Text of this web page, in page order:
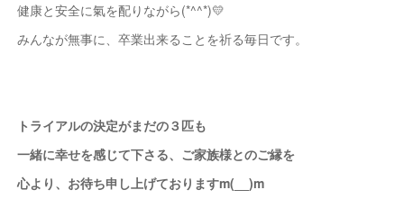
健康と安全に氣を配りながら(*^^*)💛
みんなが無事に、卒業出来ることを祈る毎日です。
トライアルの決定がまだの３匹も
一緒に幸せを感じて下さる、ご家族様とのご縁を
心より、お待ち申し上げておりますm(__)m